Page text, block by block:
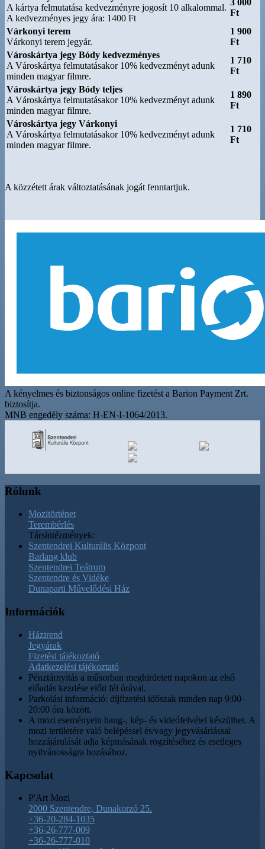
A kártya felmutatása kedvezményre jogosít 10 alkalommal.
A kedvezményes jegy ára: 1400 Ft
3 000
Ft
Várkonyi terem
Várkonyi terem jegyár.
1 900
Ft
Városkártya jegy Bódy kedvezményes
A Városkártya felmutatásakor 10% kedvezményt adunk
minden magyar filmre.
1 710
Ft
Városkártya jegy Bódy teljes
A Városkártya felmutatásakor 10% kedvezményt adunk
minden magyar filmre.
1 890
Ft
Városkártya jegy Várkonyi
A Városkártya felmutatásakor 10% kedvezményt adunk
minden magyar filmre.
1 710
Ft
A közzétett árak változtatásának jogát fenntartjuk.
A kényelmes és biztonságos online fizetést a Barion Payment Zrt.
biztosítja.
MNB engedély száma: H-EN-I-1064/2013.
Rólunk
Mozitörténet
Terembérlés
Társintézmények:
Szentendrei Kulturális Központ
Barlang klub
Szentendrei Teátrum
Szentendre és Vidéke
Dunaparti Művelődési Ház
Információk
Házirend
Jegyárak
Fizetési tájékoztató
Adatkezelési tájékoztató
Pénztárnyitás a műsorban meghirdetett napokon az első
előadás kezdése előtt fél órával.
Parkolási információ: díjfizetési időszak minden nap 9:00–
20:00 óra között.
A mozi eseményein hang-, kép- és videófelvétel készülhet. A
mozi területére való belépéssel és/vagy jegyvásárlással
hozzájárulását adja képmásának rögzítéséhez és esetleges
nyilvánosságra hozásához.
Kapcsolat
P'Art Mozi
2000 Szentendre, Dunakorzó 25.
+36-20-284-1035
+36-26-777-009
+36-26-777-010